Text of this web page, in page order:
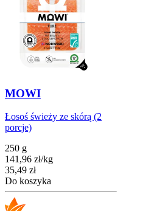
MOWI
Łosoś świeży ze skórą (2
porcje)
250 g
141,96 zł/kg
Cena
35,49 zł
Do koszyka